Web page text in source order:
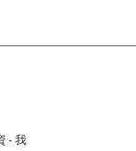
- 我